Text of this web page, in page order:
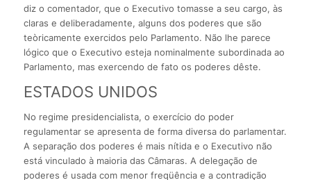
diz o comentador, que o Executivo tomasse a seu cargo, às
claras e deliberadamente, alguns dos poderes que são
teòricamente exercidos pelo Parlamento. Não lhe parece
lógico que o Executivo esteja nominalmente subordinada ao
Parlamento, mas exercendo de fato os poderes dêste.
ESTADOS UNIDOS
No regime presidencialista, o exercício do poder
regulamentar se apresenta de forma diversa do parlamentar.
A separação dos poderes é mais nítida e o Executivo não
está vinculado à maioria das Câmaras. A delegação de
poderes é usada com menor freqüência e a contradição